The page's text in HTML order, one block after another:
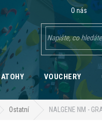
O nás
VOUCHERY
Ostatní NALGENE NM -